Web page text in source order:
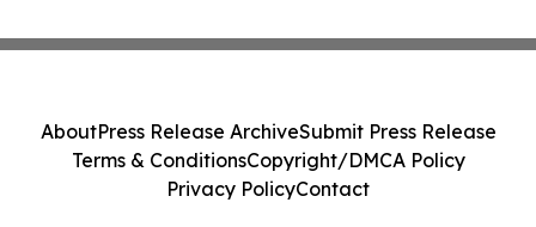
AboutPress Release ArchiveSubmit Press Release
Terms & ConditionsCopyright/DMCA Policy
Privacy PolicyContact